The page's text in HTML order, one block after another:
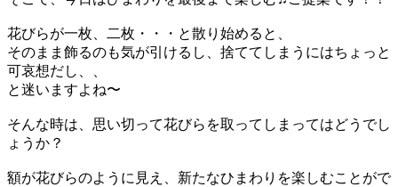
花びらが一枚、二枚・・・と散り始めると、
そのまま飾るのも気が引けるし、捨ててしまうにはちょっと
可哀想だし、、
と迷いますよね〜
そんな時は、思い切って花びらを取ってしまってはどうでし
ょうか？
額が花びらのように見え、新たなひまわりを楽しむことがで